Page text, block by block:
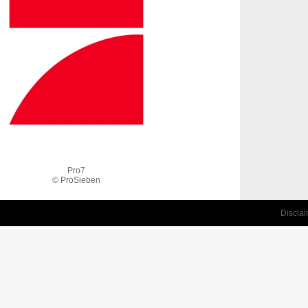
Pro7
© ProSieben